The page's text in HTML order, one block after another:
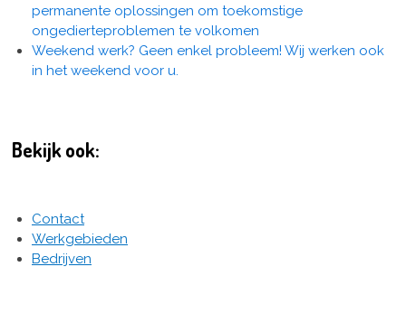
permanente oplossingen om toekomstige
ongedierteproblemen te volkomen
Weekend werk? Geen enkel probleem! Wij werken ook
in het weekend voor u.
Bekijk ook:
Contact
Werkgebieden
Bedrijven